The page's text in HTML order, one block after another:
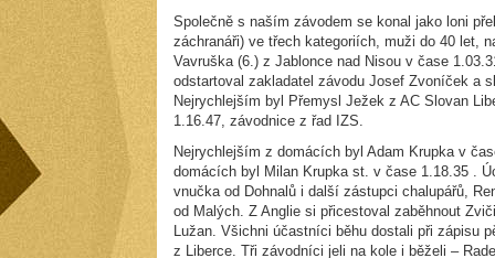
Společně s naším závodem se konal jako loni
záchranáři) ve třech kategoriích, muži do 40 let,
Vavruška (6.) z Jablonce nad Nisou v čase
odstartoval zakladatel závodu Josef Zvoníček a
Nejrychlejším byl Přemysl Ježek z AC Slovan
1.16.47, závodnice z řad IZS.
Nejrychlejším z domácích byl Adam Krupka v
domácích byl Milan Krupka st. v čase 1.18.35 .
vnučka od Dohnalů i další zástupci chalupářů,
od Malých. Z Anglie si přicestoval zaběhnout
Lužan. Všichni účastníci běhu dostali při zápisu
z Liberce. Tři závodníci jeli na kole i běželi –